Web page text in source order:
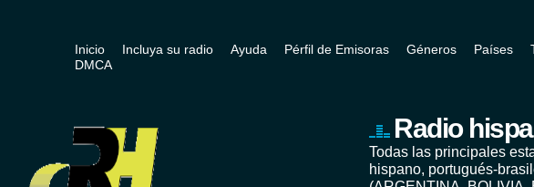
Inicio Incluya su radio Ayuda Pérfil de Emisoras Géneros Países
DMCA
Radio
Todas las principales
hispano, portugués-